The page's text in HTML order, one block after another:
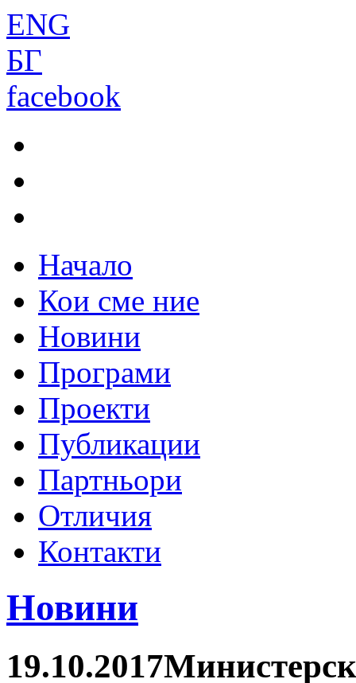
ENG
БГ
facebook
Начало
Кои сме ние
Новини
Програми
Проекти
Публикации
Партньори
Отличия
Контакти
Новини
19.10.2017